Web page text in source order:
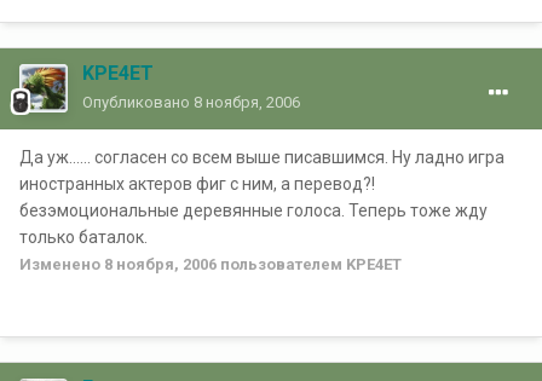
KPE4ET
Опубликовано 8 ноября, 2006
Да уж...... согласен со всем выше писавшимся. Ну ладно игра
иностранных актеров фиг с ним, а перевод?!
безэмоциональные деревянные голоса. Теперь тоже жду
только баталок.
Изменено 8 ноября, 2006 пользователем KPE4ET